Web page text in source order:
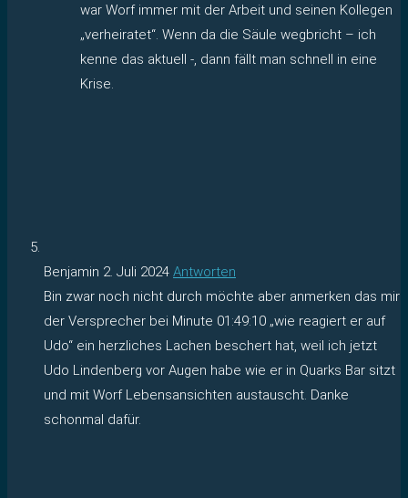
war Worf immer mit der Arbeit und seinen Kollegen
„verheiratet“. Wenn da die Säule wegbricht – ich
kenne das aktuell -, dann fällt man schnell in eine
Krise.
Benjamin 2. Juli 2024 Antworten
Bin zwar noch nicht durch möchte aber anmerken das mir
der Versprecher bei Minute 01:49:10 „wie reagiert er auf
Udo“ ein herzliches Lachen beschert hat, weil ich jetzt
Udo Lindenberg vor Augen habe wie er in Quarks Bar sitzt
und mit Worf Lebensansichten austauscht. Danke
schonmal dafür.